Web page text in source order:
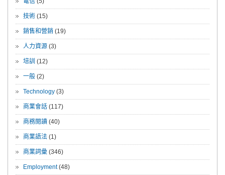
技術 (15)
銷售和營銷 (19)
人力資源 (3)
培訓 (12)
一般 (2)
Technology (3)
商業會話 (117)
商務閱讀 (40)
商業語法 (1)
商業詞彙 (346)
Employment(48)